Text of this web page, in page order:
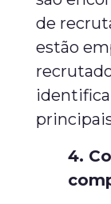
de
estão
4.